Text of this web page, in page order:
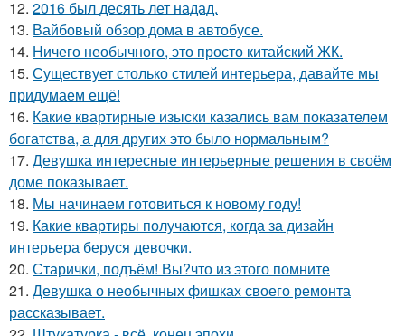
12. 2016 был десять лет надад.
13. Вайбовый обзор дома в автобусе.
14. Ничего необычного, это просто китайский ЖК.
15. Существует столько стилей интерьера, давайте мы
придумаем ещё!
16. Какие квартирные изыски казались вам показателем
богатства, а для других это было нормальным?
17. Девушка интересные интерьерные решения в своём
доме показывает.
18. Мы начинаем готовиться к новому году!
19. Какие квартиры получаются, когда за дизайн
интерьера беруся девочки.
20. Старички, подъём! Вы?что из этого помните
21. Девушка о необычных фишках своего ремонта
рассказывает.